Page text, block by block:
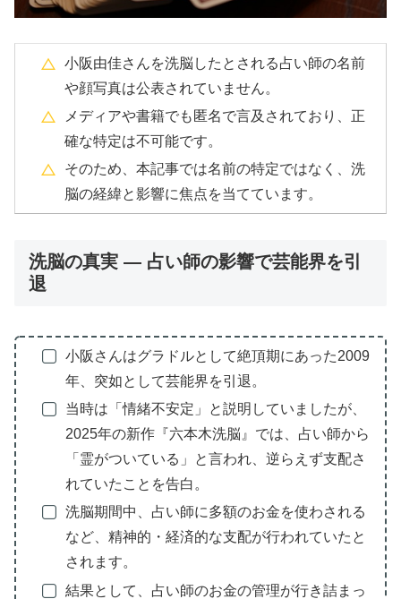
小阪由佳さんを洗脳したとされる占い師の名前
や顔写真は公表されていません。
メディアや書籍でも匿名で言及されており、正
確な特定は不可能です。
そのため、本記事では名前の特定ではなく、洗
脳の経緯と影響に焦点を当てています。
洗脳の真実 — 占い師の影響で芸能界を引
退
小阪さんはグラドルとして絶頂期にあった2009
年、突如として芸能界を引退。
当時は「情緒不安定」と説明していましたが、
2025年の新作『六本木洗脳』では、占い師から
「霊がついている」と言われ、逆らえず支配さ
れていたことを告白。
洗脳期間中、占い師に多額のお金を使わされる
など、精神的・経済的な支配が行われていたと
されます。
結果として、占い師のお金の管理が行き詰まっ